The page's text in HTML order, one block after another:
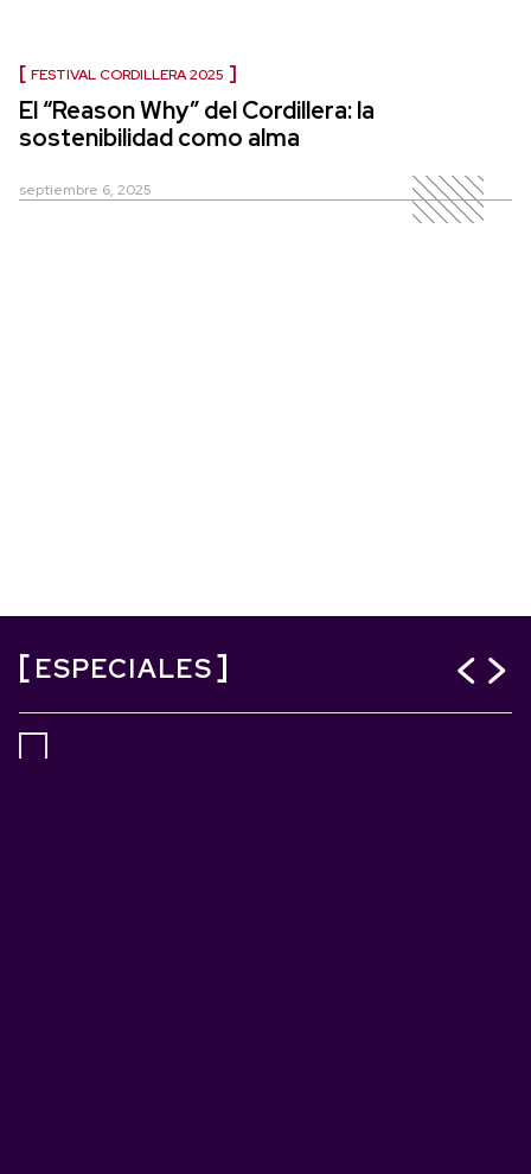
FESTIVAL CORDILLERA 2025
El “Reason Why” del Cordillera: la
sostenibilidad como alma
septiembre 6, 2025
ESPECIALES